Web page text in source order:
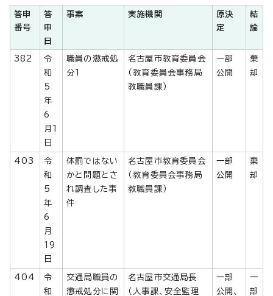
答申
番号
答
申
日
事案 実施機関
原決
定
結
論
382
令
和
5
年
6
月1
日
職員の懲戒処
分1
名古屋市教育委員会
（教育委員会事務局
教職員課）
一部
公開
棄
却
403
令
和
5
年
6
月
19
日
体罰ではない
かと問題とさ
れ調査した事
件
名古屋市教育委員会
（教育委員会事務局
教職員課）
一部
公開
棄
却
404
令
和
交通局職員の
懲戒処分に関
名古屋市交通局長
（人事課、安全監理
一部
公開、
一
部